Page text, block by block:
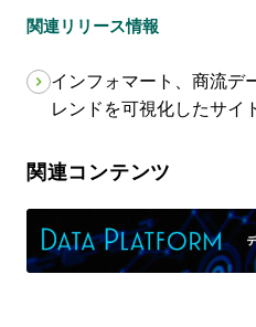
関連リリース情報
インフォマート、商流デ
レンドを可視化したサイ
関連コンテンツ